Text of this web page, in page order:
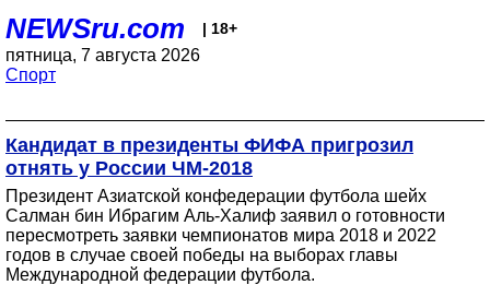
NEWSru.com | 18+
пятница, 7 августа 2026
Спорт
Кандидат в президенты ФИФА пригрозил
отнять у России ЧМ-2018
Президент Азиатской конфедерации футбола шейх
Салман бин Ибрагим Аль-Халиф заявил о готовности
пересмотреть заявки чемпионатов мира 2018 и 2022
годов в случае своей победы на выборах главы
Международной федерации футбола.